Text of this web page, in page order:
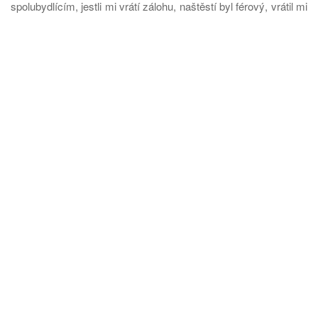
spolubydlícím, jestli mi vrátí zálohu, naštěstí byl férový, vrátil mi